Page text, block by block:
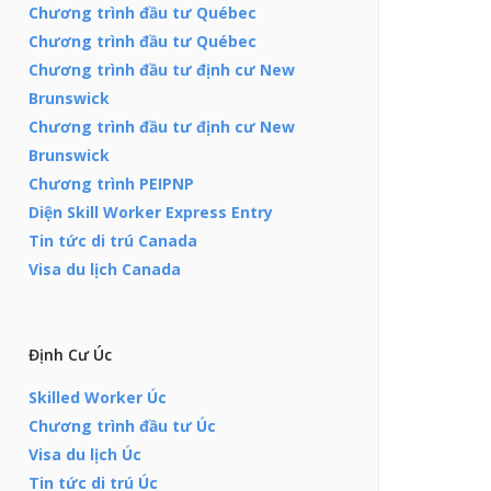
Chương trình đầu tư Québec
Chương trình đầu tư Québec
Chương trình đầu tư định cư New
Brunswick
Chương trình đầu tư định cư New
Brunswick
Chương trình PEIPNP
Diện Skill Worker Express Entry
Tin tức di trú Canada
Visa du lịch Canada
Định Cư Úc
Skilled Worker Úc
Chương trình đầu tư Úc
Visa du lịch Úc
Tin tức di trú Úc